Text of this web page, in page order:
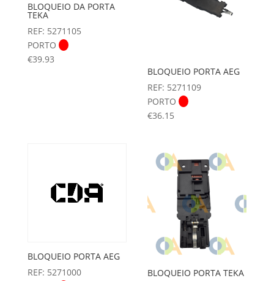
BLOQUEIO DA PORTA
TEKA
REF: 5271105
PORTO
€39.93
BLOQUEIO PORTA AEG
REF: 5271109
PORTO
€36.15
BLOQUEIO PORTA AEG
REF: 5271000
BLOQUEIO PORTA TEKA